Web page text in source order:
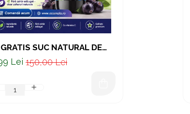
SUC NATURAL DE
– SUPERFRUCT
CU VITAMINA C
150,00 Lei
Lei